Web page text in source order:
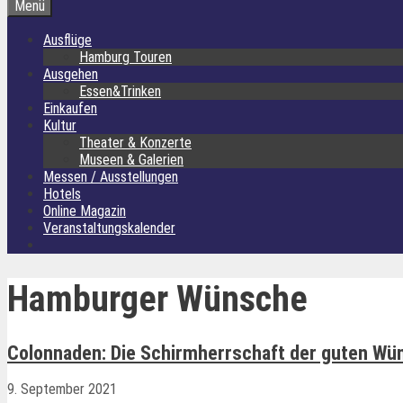
Menü
Ausflüge
Hamburg Touren
Ausgehen
Essen&Trinken
Einkaufen
Kultur
Theater & Konzerte
Museen & Galerien
Messen / Ausstellungen
Hotels
Online Magazin
Veranstaltungskalender
Hamburger Wünsche
Colonnaden: Die Schirmherrschaft der guten
9. September 2021